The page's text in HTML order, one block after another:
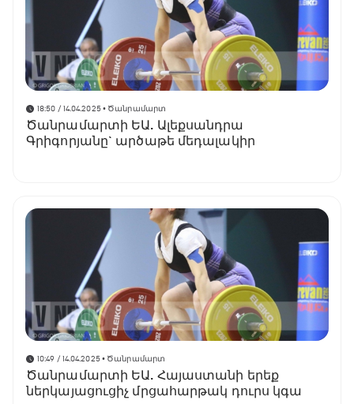
18:50 / 14.04.2025• Ծանրամարտ
Ծանրամարտի ԵԱ. Ալեքսանդրա
Գրիգորյանը` արծաթե մեդալակիր
10:49 / 14.04.2025• Ծանրամարտ
Ծանրամարտի ԵԱ. Հայաստանի երեք
ներկայացուցիչ մրցահարթակ դուրս կգա